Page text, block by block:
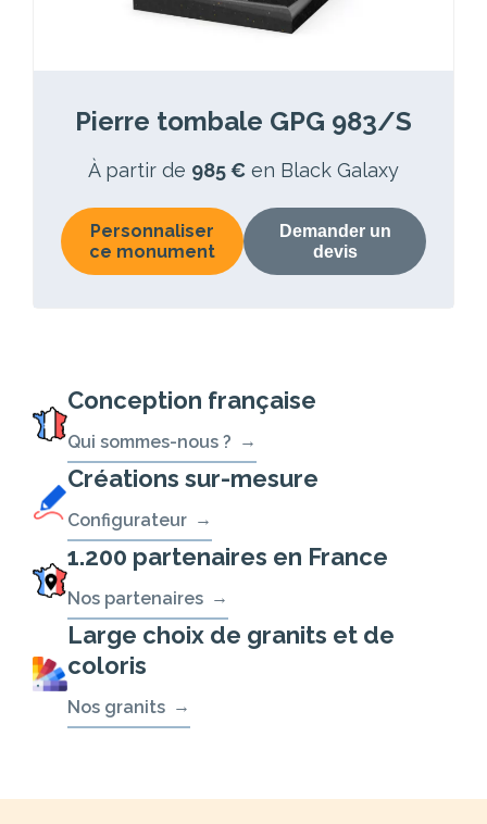
Pierre tombale GPG 983/S
À partir de 985 € en Black Galaxy
Personnaliser
ce monument
Demander un
devis
Conception française
Qui sommes-nous ?
Créations sur-mesure
Configurateur
1.200 partenaires en France
Nos partenaires
Large choix de granits et de
coloris
Nos granits